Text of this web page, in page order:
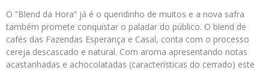
O “Blend da Hora” já é o queridinho de muitos e a nova safra
também promete conquistar o paladar do público. O blend de
cafés das Fazendas Esperança e Casal, conta com o processo
cereja descascado e natural. Com aroma apresentando notas
acastanhadas e achocolatadas (características do cerrado) este